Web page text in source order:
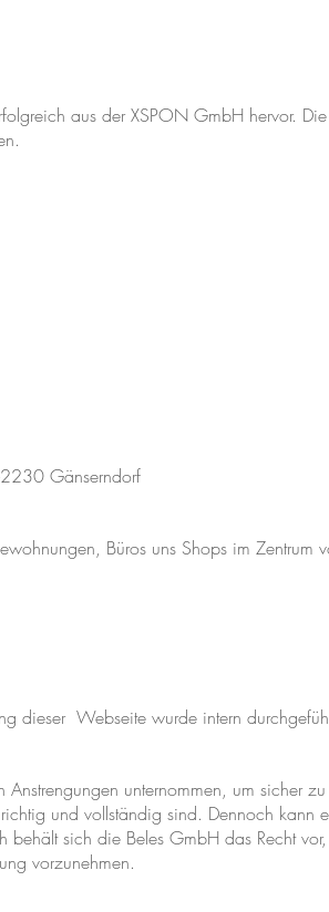
aus der XSPON GmbH hervor.
Gänserndorf
Büros uns Shops im
dieser Webseite wurde intern
unternommen, um sicher
und vollständig sind. Dennoch
sich die Beles GmbH das Recht
vorzunehmen.